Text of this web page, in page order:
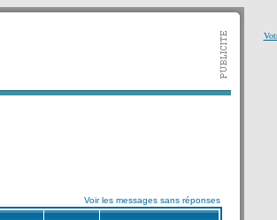
Voir les messages sans réponses